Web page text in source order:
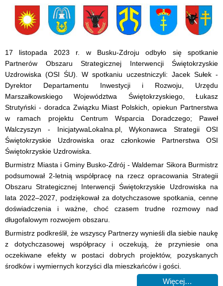
17 listopada 2023 r. w Busku-Zdroju odbyło się spotkanie
Partnerów Obszaru Strategicznej Interwencji Świętokrzyskie
Uzdrowiska (OSI ŚU). W spotkaniu uczestniczyli: Jacek Sułek -
Dyrektor Departamentu Inwestycji i Rozwoju, Urzędu
Marszałkowskiego Województwa Świętokrzyskiego, Łukasz
Strutyński - doradca Związku Miast Polskich, opiekun Partnerstwa
w ramach projektu Centrum Wsparcia Doradczego; Paweł
Walczyszyn - InicjatywaLokalna.pl, Wykonawca Strategii OSI
Świętokrzyskie Uzdrowiska oraz członkowie Partnerstwa OSI
Świętokrzyskie Uzdrowiska.
Burmistrz Miasta i Gminy Busko-Zdrój - Waldemar Sikora Burmistrz
podsumował 2-letnią współpracę na rzecz opracowania Strategii
Obszaru Strategicznej Interwencji Świętokrzyskie Uzdrowiska na
lata 2022–2027, podziękował za dotychczasowe spotkania, cenne
doświadczenia i ważne, choć czasem trudne rozmowy nad
długofalowym rozwojem obszaru.
Burmistrz podkreślił, że wszyscy Partnerzy wynieśli dla siebie naukę
z dotychczasowej współpracy i oczekują, że przyniesie ona
oczekiwane efekty w postaci dobrych projektów, pozyskanych
środków i wymiernych korzyści dla mieszkańców i gości.
Więcej…